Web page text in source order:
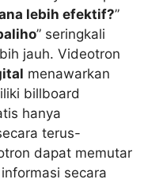
lebih efektif?”
” seringkali
jauh. Videotron
menawarkan
billboard
hanya
terus-
dapat memutar
secara